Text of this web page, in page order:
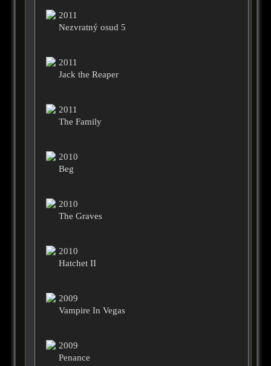
2011
Nezvratný osud 5
2011
Jack the Reaper
2011
The Family
2010
Beg
2010
The Graves
2010
Hatchet II
2009
Vampire In Vegas
2009
Penance